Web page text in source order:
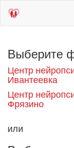
Выберите
Центр
Ивантеевка
Центр
Фрязино
или